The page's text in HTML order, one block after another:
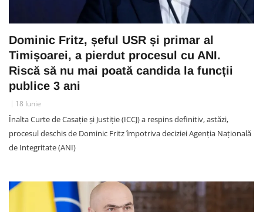
Dominic Fritz, șeful USR și primar al
Timișoarei, a pierdut procesul cu ANI.
Riscă să nu mai poată candida la funcții
publice 3 ani
18 Iunie
Înalta Curte de Casaţie şi Justiţie (ICCJ) a respins definitiv, astăzi,
procesul deschis de Dominic Fritz împotriva deciziei Agenția Națională
de Integritate (ANI)